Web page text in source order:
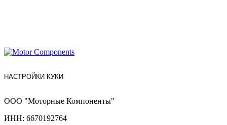
НАСТРОЙКИ КУКИ
ООО "Моторные Компоненты"
ИНН: 6670192764